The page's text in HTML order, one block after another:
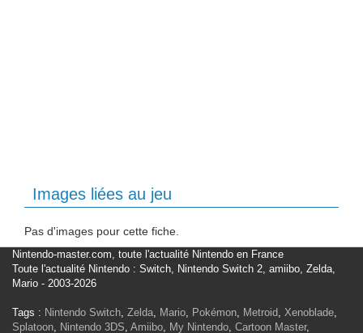
Images liées au jeu
Pas d'images pour cette fiche.
Nintendo-master.com, toute l'actualité Nintendo en France
Toute l'actualité Nintendo : Switch, Nintendo Switch 2, amiibo, Zelda,
Mario - 2003-2026
Tags : Nintendo Switch, Zelda, Mario, Pokémon, Metroid, Xenoblade,
Splatoon, Nintendo 3DS, Amiibo, My Nintendo, Cartoon Master,